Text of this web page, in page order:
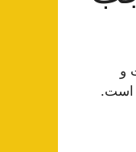
و
است.